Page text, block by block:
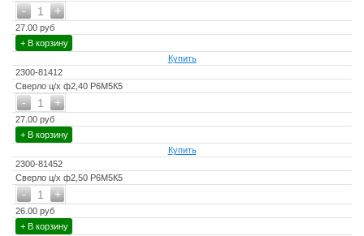
+
- 1
27.00 руб
+ В корзину
Купить
2300-81412
Сверло ц/х ф2,40 Р6М5К5
+
- 1
27.00 руб
+ В корзину
Купить
2300-81452
Сверло ц/х ф2,50 Р6М5К5
+
- 1
26.00 руб
+ В корзину